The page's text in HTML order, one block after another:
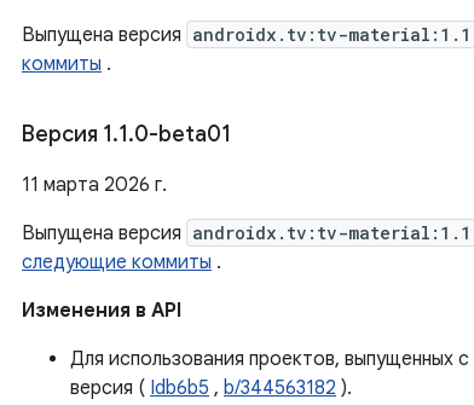
Выпущена версия androidx.tv:tv-
коммиты .
Версия 1.1.0-beta01
11 марта 2026 г.
Выпущена версия androidx.tv:tv-
следующие коммиты .
Изменения в API
Для использования проектов, выпущенных
версия ( Idb6b5 , b/344563182 ).